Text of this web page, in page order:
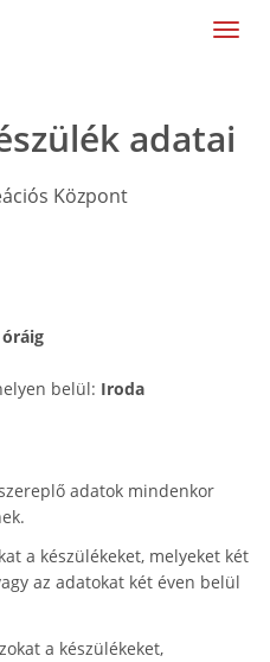
adatai
Központ
belül: Iroda
adatok mindenkor
a készülékeket, melyeket két
az adatokat két éven belül
a készülékeket,